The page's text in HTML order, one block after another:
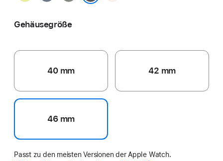
Gehäusegröße
40 mm 42 mm
46 mm
Passt zu den meisten Versionen der Apple Watch.